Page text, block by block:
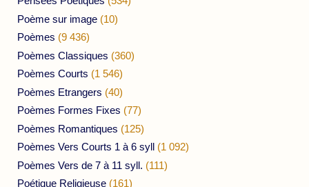
Poème sur image (10)
Poèmes (9 436)
Poèmes Classiques (360)
Poèmes Courts (1 546)
Poèmes Etrangers (40)
Poèmes Formes Fixes (77)
Poèmes Romantiques (125)
Poèmes Vers Courts 1 à 6 syll (1 092)
Poèmes Vers de 7 à 11 syll. (111)
Poétique Religieuse (161)